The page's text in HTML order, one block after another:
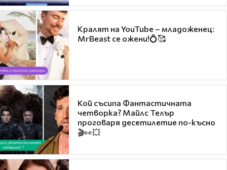
Кралят на YouTube – младоженец:
MrBeast се ожени!💍🥰
Кой съсипа Фантастичната
четворка? Майлс Телър
проговаря десетилетие по-късно
🎬👀💥